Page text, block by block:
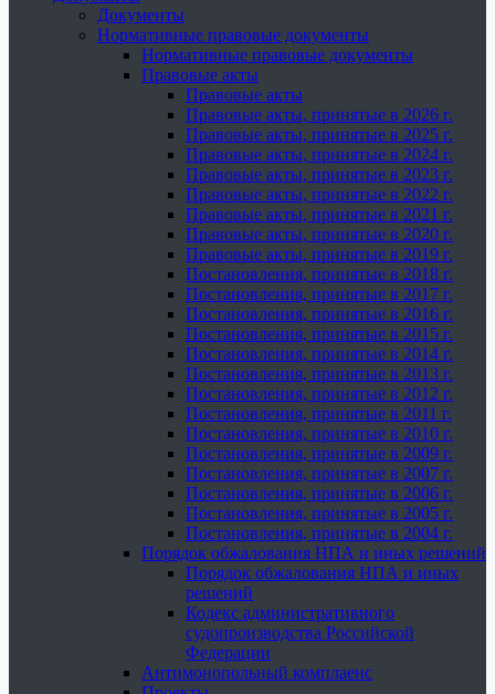
Документы
Нормативные правовые документы
Нормативные правовые документы
Правовые акты
Правовые акты
Правовые акты, принятые в 2026 г.
Правовые акты, принятые в 2025 г.
Правовые акты, принятые в 2024 г.
Правовые акты, принятые в 2023 г.
Правовые акты, принятые в 2022 г.
Правовые акты, принятые в 2021 г.
Правовые акты, принятые в 2020 г.
Правовые акты, принятые в 2019 г.
Постановления, принятые в 2018 г.
Постановления, принятые в 2017 г.
Постановления, принятые в 2016 г.
Постановления, принятые в 2015 г.
Постановления, принятые в 2014 г.
Постановления, принятые в 2013 г.
Постановления, принятые в 2012 г.
Постановления, принятые в 2011 г.
Постановления, принятые в 2010 г.
Постановления, принятые в 2009 г.
Постановления, принятые в 2007 г.
Постановления, принятые в 2006 г.
Постановления, принятые в 2005 г.
Постановления, принятые в 2004 г.
Порядок обжалования НПА и иных решений
Порядок обжалования НПА и иных
решений
Кодекс административного
судопроизводства Российской
Федерации
Антимонопольный комплаенс